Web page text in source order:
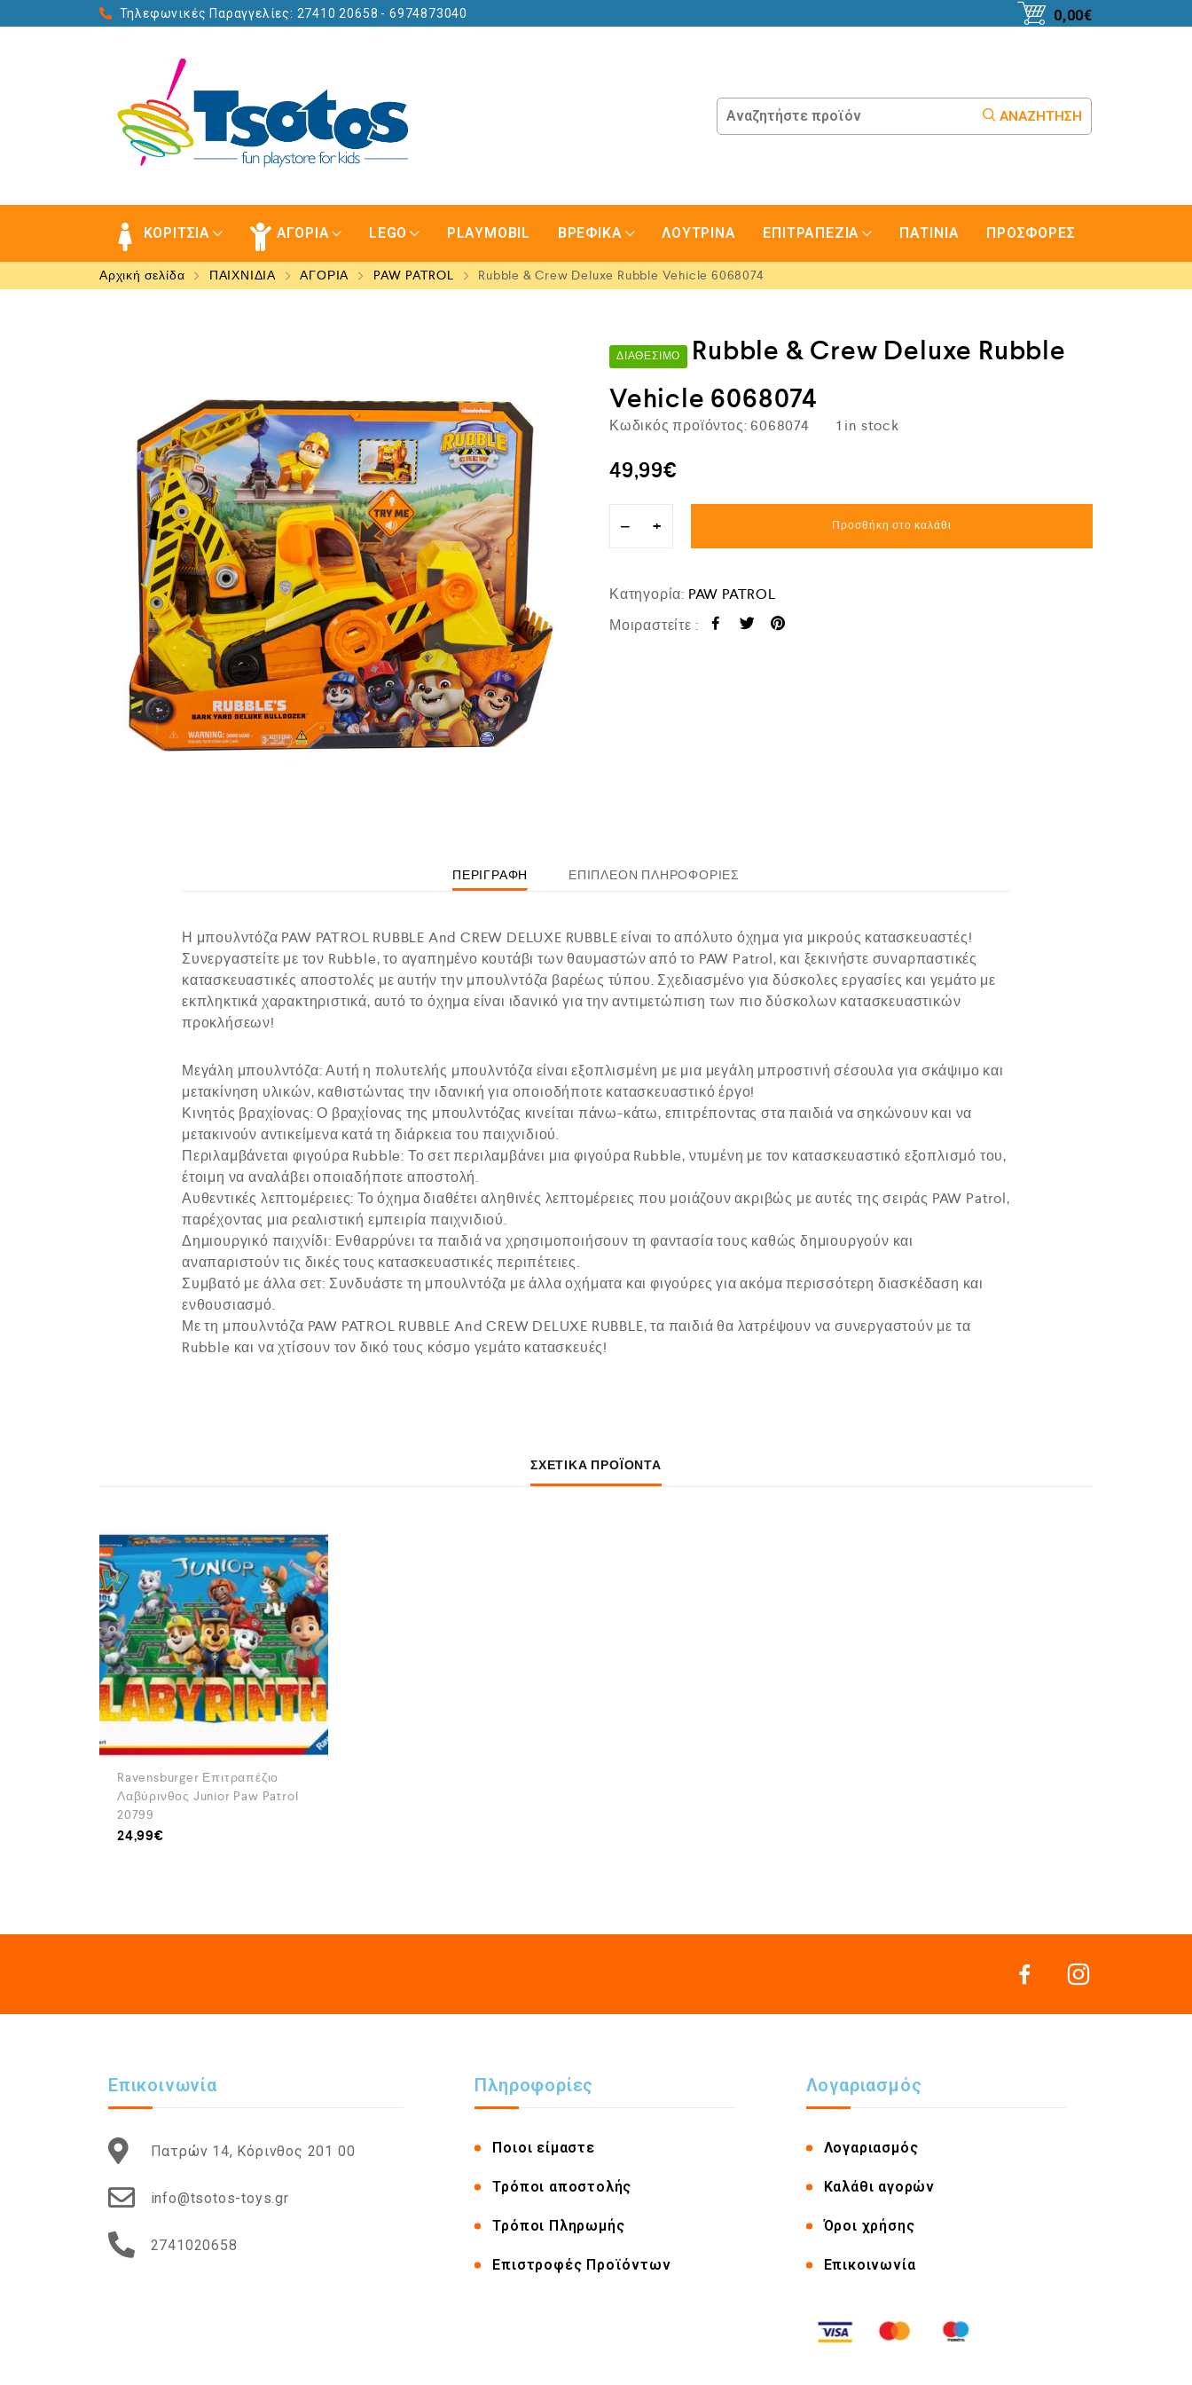
Τηλεφωνικές Παραγγελίες: 27410 20658 - 6974873040 0,00€
ΑΝΑΖΉΤΗΣΗ
ΚΟΡΙΤΣΙΑ ΑΓΟΡΙΑ LEGO PLAYMOBIL ΒΡΕΦΙΚΑ ΛΟΥΤΡΙΝΑ ΕΠΙΤΡΑΠΕΖΙΑ ΠΑΤΙΝΙΑ ΠΡΟΣΦΟΡΕΣ
Αρχική σελίδα ΠΑΙΧΝΙΔΙΑ ΑΓΟΡΙΑ PAW PATROL Rubble & Crew Deluxe Rubble Vehicle 6068074
ΔΙΑΘΈΣΙΜΟ
Rubble & Crew Deluxe Rubble
Vehicle 6068074
Κωδικός προϊόντος: 6068074 1 in stock
49,99€
− + Προσθήκη στο καλάθι
Κατηγορία: PAW PATROL
Μοιραστείτε :
ΠΕΡΙΓΡΑΦΉ ΕΠΙΠΛΈΟΝ ΠΛΗΡΟΦΟΡΊΕΣ
Η μπουλντόζα PAW PATROL RUBBLE And CREW DELUXE RUBBLE είναι το απόλυτο όχημα για μικρούς κατασκευαστές!
Συνεργαστείτε με τον Rubble, το αγαπημένο κουτάβι των θαυμαστών από το PAW Patrol, και ξεκινήστε συναρπαστικές
κατασκευαστικές αποστολές με αυτήν την μπουλντόζα βαρέως τύπου. Σχεδιασμένο για δύσκολες εργασίες και γεμάτο με
εκπληκτικά χαρακτηριστικά, αυτό το όχημα είναι ιδανικό για την αντιμετώπιση των πιο δύσκολων κατασκευαστικών
προκλήσεων!
Μεγάλη μπουλντόζα: Αυτή η πολυτελής μπουλντόζα είναι εξοπλισμένη με μια μεγάλη μπροστινή σέσουλα για σκάψιμο και
μετακίνηση υλικών, καθιστώντας την ιδανική για οποιοδήποτε κατασκευαστικό έργο!
Κινητός βραχίονας: Ο βραχίονας της μπουλντόζας κινείται πάνω-κάτω, επιτρέποντας στα παιδιά να σηκώνουν και να
μετακινούν αντικείμενα κατά τη διάρκεια του παιχνιδιού.
Περιλαμβάνεται φιγούρα Rubble: Το σετ περιλαμβάνει μια φιγούρα Rubble, ντυμένη με τον κατασκευαστικό εξοπλισμό του,
έτοιμη να αναλάβει οποιαδήποτε αποστολή.
Αυθεντικές λεπτομέρειες: Το όχημα διαθέτει αληθινές λεπτομέρειες που μοιάζουν ακριβώς με αυτές της σειράς PAW Patrol,
παρέχοντας μια ρεαλιστική εμπειρία παιχνιδιού.
Δημιουργικό παιχνίδι: Ενθαρρύνει τα παιδιά να χρησιμοποιήσουν τη φαντασία τους καθώς δημιουργούν και
αναπαριστούν τις δικές τους κατασκευαστικές περιπέτειες.
Συμβατό με άλλα σετ: Συνδυάστε τη μπουλντόζα με άλλα οχήματα και φιγούρες για ακόμα περισσότερη διασκέδαση και
ενθουσιασμό.
Με τη μπουλντόζα PAW PATROL RUBBLE And CREW DELUXE RUBBLE, τα παιδιά θα λατρέψουν να συνεργαστούν με τα
Rubble και να χτίσουν τον δικό τους κόσμο γεμάτο κατασκευές!
ΣΧΕΤΙΚΆ ΠΡΟΪΌΝΤΑ
Ravensburger Επιτραπέζιο
Λαβύρινθος Junior Paw Patrol
20799
24,99€
Επικοινωνία
Πατρών 14, Κόρινθος 201 00
info@tsotos-toys.gr
2741020658
Πληροφορίες
Ποιοι είμαστε
Τρόποι αποστολής
Τρόποι Πληρωμής
Επιστροφές Προϊόντων
Λογαριασμός
Λογαριασμός
Καλάθι αγορών
Όροι χρήσης
Επικοινωνία